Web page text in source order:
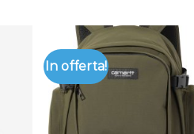
In offerta!